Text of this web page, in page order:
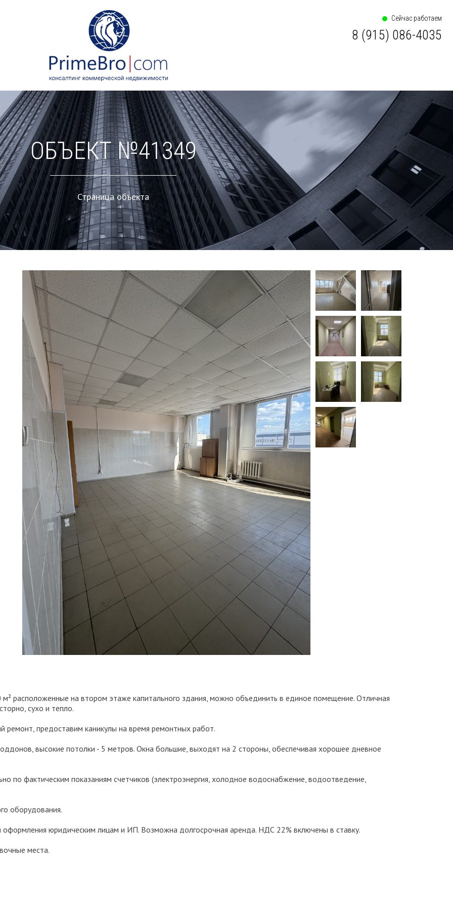
Сейчас работаем
8 (915) 086-4035
ОБЪЕКТ №41349
Страница объекта
расположенные на втором этаже капитального здания, можно объединить в единое помещение. Отличная
сухо и тепло.
ремонт, предоставим каникулы на время ремонтных работ.
высокие потолки - 5 метров. Окна большие, выходят на 2 стороны, обеспечивая хорошее дневное
по фактическим показаниям счетчиков (электроэнергия, холодное водоснабжение, водоотведение,
оборудования.
юридическим лицам и ИП. Возможна долгосрочная аренда. НДС 22% включены в ставку.
места.